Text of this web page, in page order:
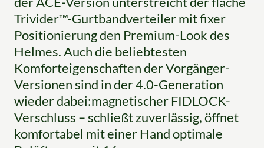
Trivider™-Gurtbandverteiler mit fixer
Positionierung den Premium-Look des
Helmes. Auch die beliebtesten
Komforteigenschaften der Vorgänger-
Versionen sind in der 4.0-Generation
wieder dabei:magnetischer FIDLOCK-
Verschluss – schließt zuverlässig, öffnet
komfortabel mit einer Hand optimale